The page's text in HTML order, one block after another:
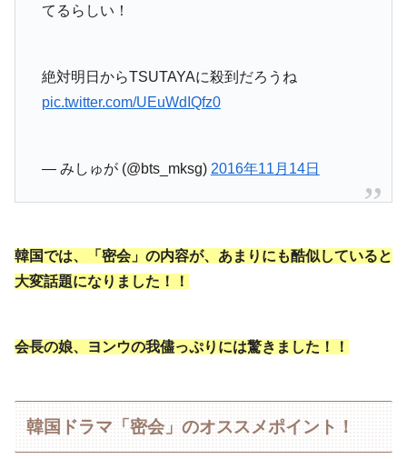
てるらしい！
絶対明日からTSUTAYAに殺到だろうね
pic.twitter.com/UEuWdIQfz0
— みしゅが (@bts_mksg) 2016年11月14日
韓国では、「密会」の内容が、あまりにも酷似していると
大変話題になりました！！
会長の娘、ヨンウの我儘っぷりには驚きました！！
韓国ドラマ「密会」のオススメポイント！